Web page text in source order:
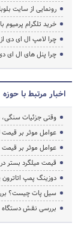
رونمایی از سایت
خرید تلگرام پرمیوم
چرا لامپ ال ای دی
چرا پنل های ال ای
اخبار مرتبط با حوزه
وقتی جزئیات
عوامل موثر بر قیمت
عوامل موثر بر
قیمت میلگرد بستر در
دوزینگ پمپ اتاترون
سیل پات چیست؟
بررسی نقش دستگاه